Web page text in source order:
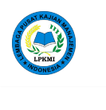
Lompat
ke